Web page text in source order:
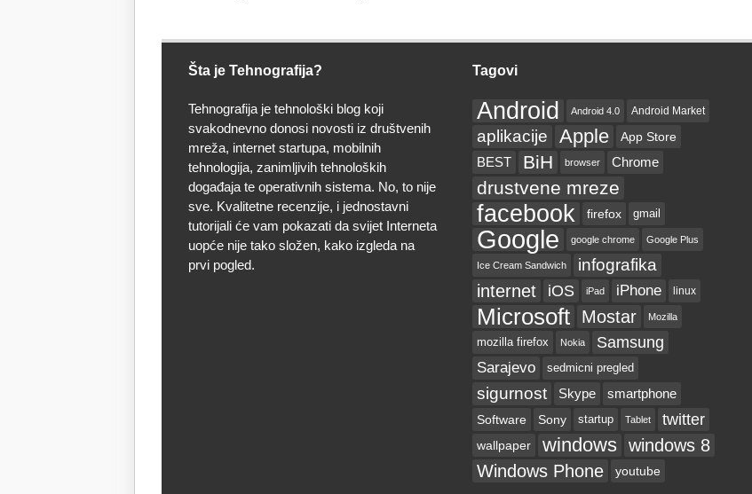
Šta je Tehnografija?
Tehnografija je tehnološki blog koji
svakodnevno donosi novosti iz društvenih
mreža, internet startupa, mobilnih
tehnologija, zanimljivih tehnoloških
događaja te operativnih sistema. No, to nije
sve. Kvalitetne recenzije, i jednostavni
tutorijali će vam pokazati da svijet Interneta
uopće nije tako složen, kako izgleda na
prvi pogled.
Tagovi
Android Android 4.0 Android Market
aplikacije Apple App Store
BEST BiH browser Chrome
drustvene mreze
facebook firefox gmail
Google google chrome Google Plus
Ice Cream Sandwich infografika
internet iOS iPad iPhone linux
Microsoft Mostar Mozilla
mozilla firefox Nokia Samsung
Sarajevo sedmicni pregled
sigurnost Skype smartphone
Software Sony startup Tablet twitter
wallpaper windows windows 8
Windows Phone
youtube